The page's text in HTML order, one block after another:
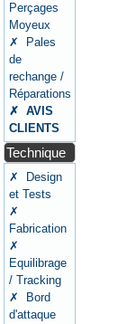
Perçages
Moyeux
✗ Pales
de
rechange /
Réparations
✗ AVIS
CLIENTS
Technique
✗ Design
et Tests
✗
Fabrication
✗
Equilibrage
/ Tracking
✗ Bord
d'attaque